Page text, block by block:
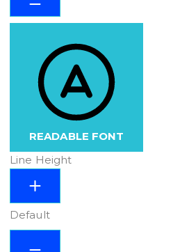
READABLE FONT
Line Height
Default